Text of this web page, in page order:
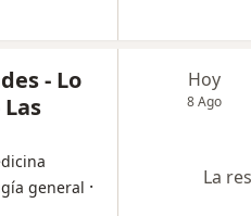
- Lo
general ·
Hoy
8 Ago
La